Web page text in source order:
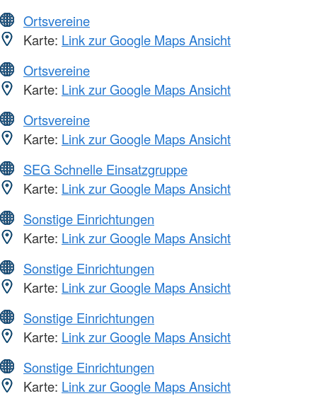
Ortsvereine
Karte: Link zur Google Maps Ansicht
Ortsvereine
Karte: Link zur Google Maps Ansicht
Ortsvereine
Karte: Link zur Google Maps Ansicht
SEG Schnelle Einsatzgruppe
Karte: Link zur Google Maps Ansicht
Sonstige Einrichtungen
Karte: Link zur Google Maps Ansicht
Sonstige Einrichtungen
Karte: Link zur Google Maps Ansicht
Sonstige Einrichtungen
Karte: Link zur Google Maps Ansicht
Sonstige Einrichtungen
Karte: Link zur Google Maps Ansicht